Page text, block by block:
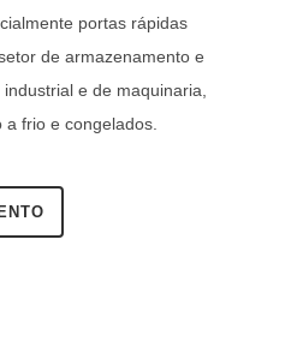
portas rápidas
de armazenamento e
e de maquinaria,
frio e congelados.